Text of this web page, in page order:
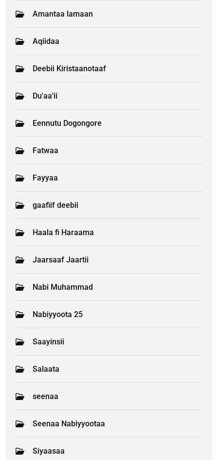
Amantaa lamaan
Aqiidaa
Deebii Kiristaanotaaf
Du'aa'ii
Eennutu Dogongore
Fatwaa
Fayyaa
gaafiif deebii
Haala fi Haraama
Jaarsaaf Jaartii
Nabi Muhammad
Nabiyyoota 25
Saayinsii
Salaata
seenaa
Seenaa Nabiyyootaa
Siyaasaa